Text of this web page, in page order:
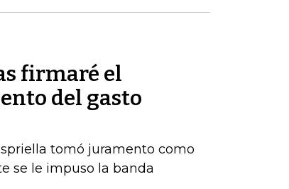
firmaré el
del gasto
tomó juramento como
se le impuso la banda